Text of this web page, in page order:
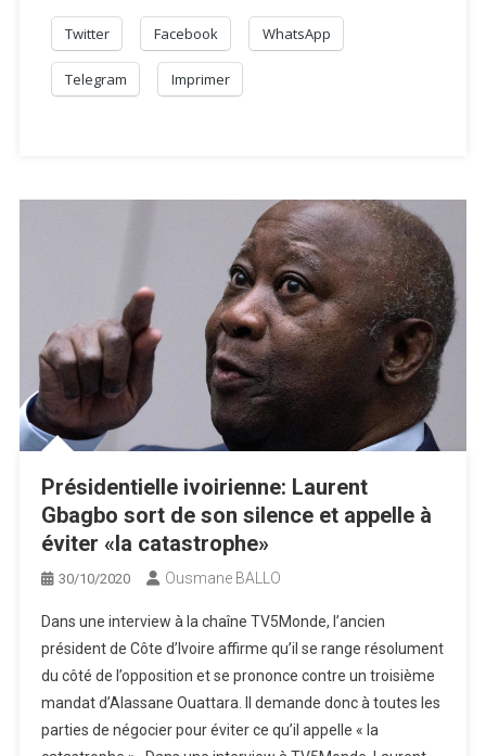
Twitter Facebook WhatsApp
Telegram Imprimer
Présidentielle ivoirienne: Laurent
Gbagbo sort de son silence et appelle à
éviter «la catastrophe»
30/10/2020 Ousmane BALLO
Dans une interview à la chaîne TV5Monde, l’ancien
président de Côte d’Ivoire affirme qu’il se range résolument
du côté de l’opposition et se prononce contre un troisième
mandat d’Alassane Ouattara. Il demande donc à toutes les
parties de négocier pour éviter ce qu’il appelle « la